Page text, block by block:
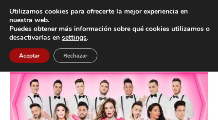
Inicio Etiquetas Virgen de la Cela
Etiqueta: Virgen de la Cela
Utilizamos cookies para ofrecerte la mejor experiencia en
nuestra web.
Puedes obtener más información sobre qué cookies utilizamos o
desactivarlas en settings.
Aceptar Rechazar